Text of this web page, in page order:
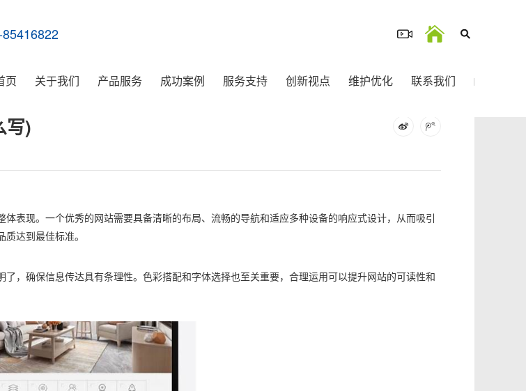
页 关于我们 产品服务 成功案例 服务支持 创新视点 维护优化 联系我们
写)
表现。一个优秀的网站需要具备清晰的布局、流畅的导航和适应多种设备的响应式设计，从而吸引
达到最佳标准。
，确保信息传达具有条理性。色彩搭配和字体选择也至关重要，合理运用可以提升网站的可读性和